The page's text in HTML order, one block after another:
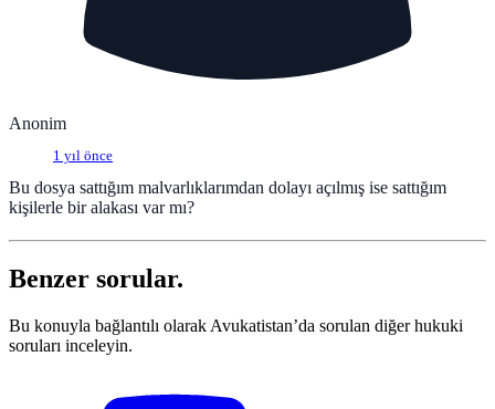
Anonim
1 yıl önce
Bu dosya sattığım malvarlıklarımdan dolayı açılmış ise sattığım
kişilerle bir alakası var mı?
Benzer sorular.
Bu konuyla bağlantılı olarak Avukatistan’da sorulan diğer hukuki
soruları inceleyin.